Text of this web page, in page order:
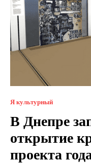
Я культурный
В Днепре
открытие
проекта